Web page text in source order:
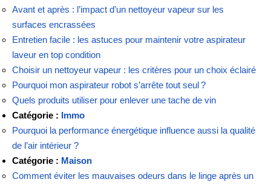
Avant et après : l’impact d’un nettoyeur vapeur sur les
surfaces encrassées
Entretien facile : les astuces pour maintenir votre aspirateur
laveur en top condition
Choisir un nettoyeur vapeur : les critères pour un choix éclairé
Pourquoi mon aspirateur robot s’arrête tout seul ?
Quels produits utiliser pour enlever une tache de vin
Catégorie : Immo
Pourquoi la performance énergétique influence aussi la qualité
de l’air intérieur ?
Catégorie : Maison
Comment éviter les mauvaises odeurs dans le linge après un